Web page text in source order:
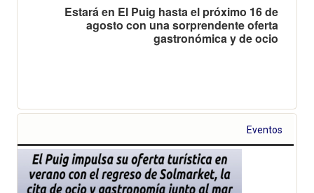
Estará en El Puig hasta el próximo 16 de
agosto con una sorprendente oferta
gastronómica y de ocio
Eventos